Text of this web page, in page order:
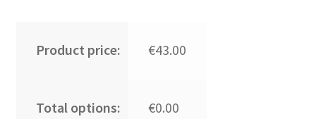
Product price: €43.00
Total options: €0.00